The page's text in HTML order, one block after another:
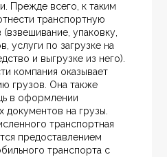
Прежде всего, к таким
транспортную
упаковку,
услуги по загрузке на
и выгрузке из него).
компания оказывает
грузов. Она также
в оформлении
документов на грузы.
транспортная
предоставлением
транспорта с